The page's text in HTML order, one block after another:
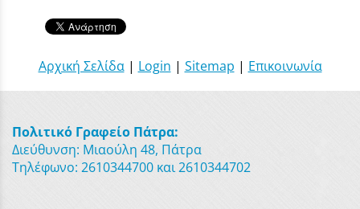
Αρχική Σελίδα| Login | Sitemap | Επικοινωνία
Πολιτικό Γραφείο Πάτρα:
Διεύθυνση: Μιαούλη 48, Πάτρα
Τηλέφωνο: 2610344700 και 2610344702